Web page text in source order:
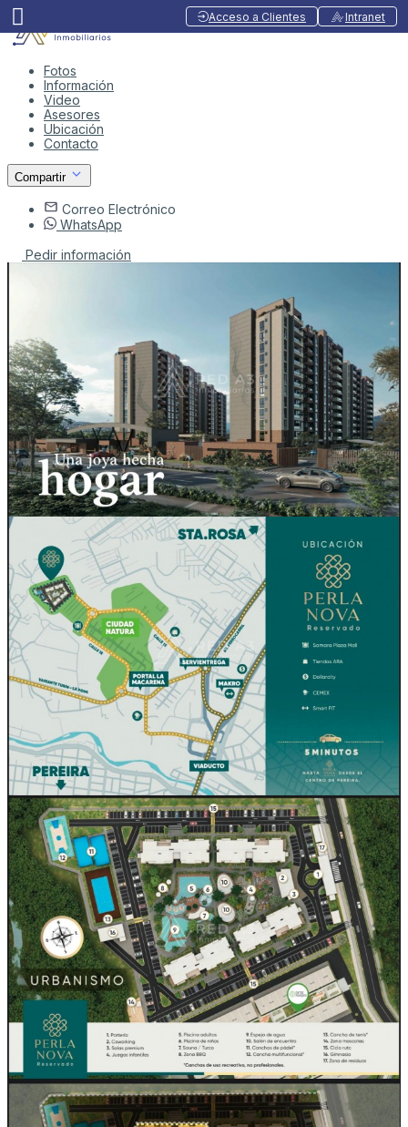
Acceso a Clientes Intranet
Fotos
Información
Video
Asesores
Ubicación
Contacto
Compartir
Correo Electrónico
WhatsApp
Pedir información